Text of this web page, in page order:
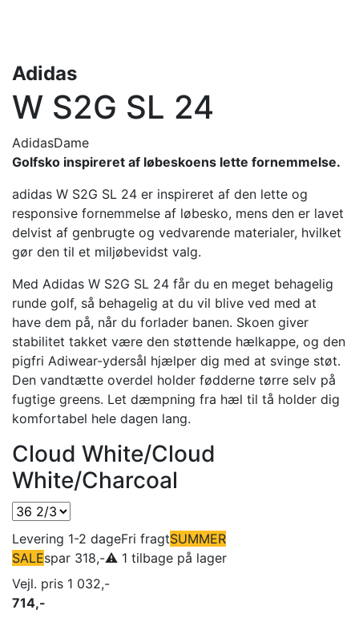
Adidas
W S2G SL 24
AdidasDame
Golfsko inspireret af løbeskoens lette fornemmelse.
adidas W S2G SL 24 er inspireret af den lette og
responsive fornemmelse af løbesko, mens den er lavet
delvist af genbrugte og vedvarende materialer, hvilket
gør den til et miljøbevidst valg.
Med Adidas W S2G SL 24 får du en meget behagelig
runde golf, så behagelig at du vil blive ved med at
have dem på, når du forlader banen. Skoen giver
stabilitet takket være den støttende hælkappe, og den
pigfri Adiwear-ydersål hjælper dig med at svinge støt.
Den vandtætte overdel holder fødderne tørre selv på
fugtige greens. Let dæmpning fra hæl til tå holder dig
komfortabel hele dagen lang.
Cloud White/Cloud
White/Charcoal
Levering 1-2 dageFri fragtSUMMER
SALEspar 318,-⚠️ 1 tilbage på lager
Vejl. pris 1 032,-
714,-